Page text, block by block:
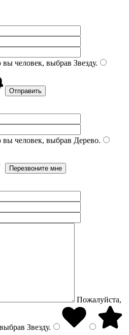
человек, выбрав Звезду.
человек, выбрав Дерево.
Пожалуйста,
Звезду.